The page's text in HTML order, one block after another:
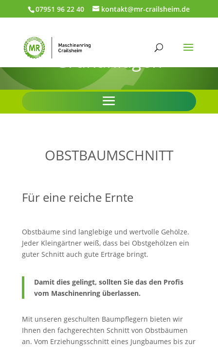
07951 96 22 40 kontakt@mr-crailsheim.de
Grünanlagen
OBSTBAUMSCHNITT
Für eine reiche Ernte
Obstbäume sind langlebige und wertvolle Gehölze.
Jeder Kleingärtner weiß, dass bei Obstgehölzen ein
guter Schnitt auch gute Erträge bringt.
Damit dies gelingt, sollten Sie das den Profis
vom Maschinenring überlassen.
Mit unseren geschulten Baumpflegern bieten wir
Ihnen den fachgerechten Schnitt von Obstbäumen
an. Vom Erziehungsschnitt eines Jungbaumes bis zur